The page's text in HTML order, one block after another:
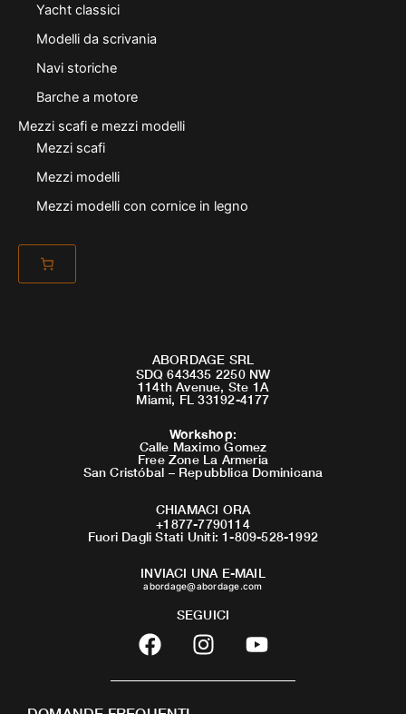
Yacht classici
Modelli da scrivania
Navi storiche
Barche a motore
Mezzi scafi e mezzi modelli
Mezzi scafi
Mezzi modelli
Mezzi modelli con cornice in legno
ABORDAGE SRL
SDQ 643435 2250 NW
114th Avenue, Ste 1A
Miami, FL 33192-4177
Workshop:
Calle Maximo Gomez
Free Zone La Armeria
San Cristóbal – Repubblica Dominicana
CHIAMACI ORA
+1877-7790114
Fuori Dagli Stati Uniti: 1-809-528-1992
INVIACI UNA E-MAIL
abordage@abordage.com
SEGUICI
F
a
c
I
n
s
Y
o
u